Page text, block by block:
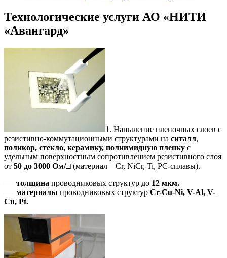
Технологические услуги АО «НИТИ
«Авангард»
1. Напыление пленочных слоев с
резистивно-коммутационными структурами на ситалл,
поликор, стекло, керамику, полиимидную пленку с
удельным поверхностным сопротивлением резистивного слоя
от 50 до 3000 Ом/□ (материал – Cr, NiCr, Ti, PC-сплавы).
— толщина проводниковых структур до 12 мкм.
— материалы проводниковых структур Cr-Cu-Ni, V-Al, V-
Cu, Pt.